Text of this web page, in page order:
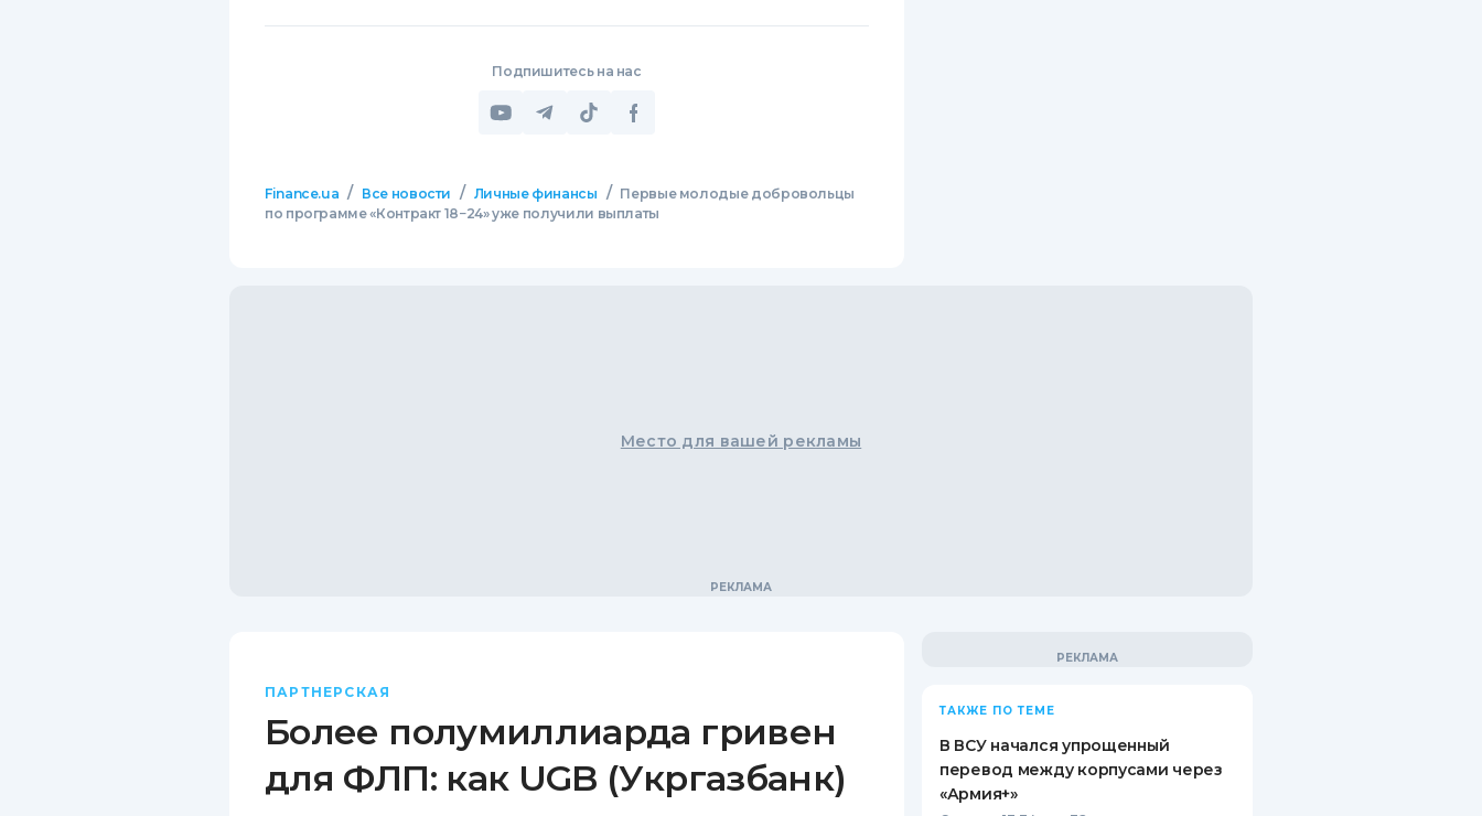
Подпишитесь на нас
Finance.ua / Все новости / Личные финансы / Первые молодые добровольцы
по программе «Контракт 18−24» уже получили выплаты
Место для вашей рекламы
ПАРТНЕРСКАЯ
Более полумиллиарда гривен
для ФЛП: как UGB (Укргазбанк)
ТАКЖЕ ПО ТЕМЕ
В ВСУ начался упрощенный
перевод между корпусами через
«Армия+»